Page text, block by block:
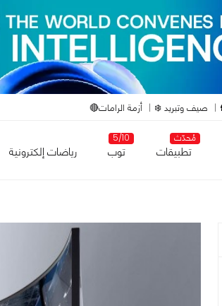
صيف وتبريد ❄️ أزمة الرامات🔴
مُحدّث
تطبيقات
5/10
توب رياضات إلكترونية